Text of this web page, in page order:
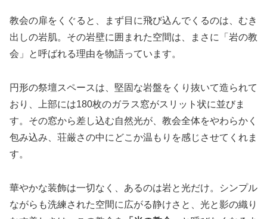
教会の扉をくぐると、まず目に飛び込んでくるのは、むき
出しの岩肌。その岩壁に囲まれた空間は、まさに「岩の教
会」と呼ばれる理由を物語っています。
円形の祭壇スペースは、堅固な岩盤をくり抜いて造られて
おり、上部には180枚のガラス窓がスリット状に並びま
す。その窓から差し込む自然光が、教会全体をやわらかく
包み込み、荘厳さの中にどこか温もりを感じさせてくれま
す。
華やかな装飾は一切なく、あるのは岩と光だけ。シンプル
ながらも洗練された空間に広がる静けさと、光と影の織り